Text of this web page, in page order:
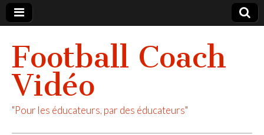
Football Coach
Vidéo
"Pour les éducateurs, par des éducateurs"